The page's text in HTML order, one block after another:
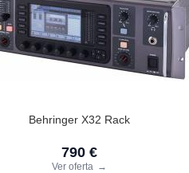
Behringer X32 Rack
790 €
Ver oferta →